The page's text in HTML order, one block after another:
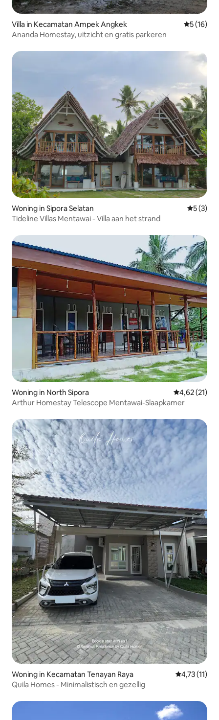
Villa in Kecamatan Ampek Angkek
5 (16)
Ananda Homestay, uitzicht en gratis parkeren
Woning in Sipora Selatan
5 (3)
Tideline Villas Mentawai - Villa aan het strand
Woning in North Sipora Gemiddelde
4,62 (21)
Arthur Homestay Telescope Mentawai-Slaapkamer
Woning in Kecamatan Tenayan Raya Gemiddelde
4,73 (11)
Quila Homes - Minimalistisch en gezellig